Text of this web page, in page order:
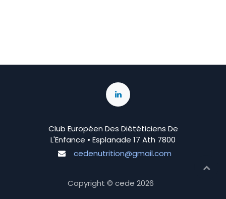
Club Européen Des Diététiciens De
L'Enfance • Esplanade 17 Ath 7800
cedenutrition@gmail.com
Copyright © cede 2026